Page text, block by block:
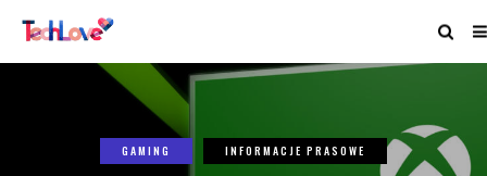
GAMING INFORMACJE PRASOWE